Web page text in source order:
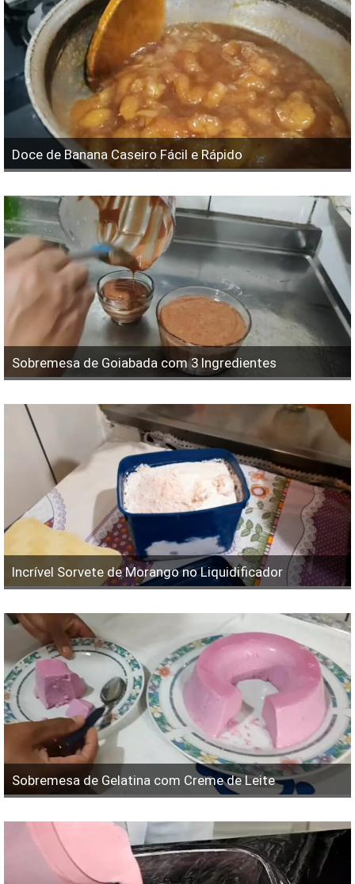
Doce de Banana Caseiro Fácil e Rápido
Sobremesa de Goiabada com 3 Ingredientes
Incrível Sorvete de Morango no Liquidificador
Sobremesa de Gelatina com Creme de Leite